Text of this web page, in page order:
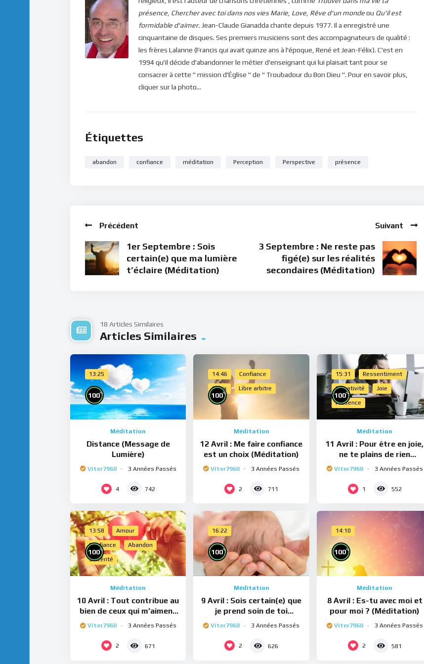
Pour vous inscrire directement aux publications, veuillez cliquer ici : [newsletter_button id=2
label=”S’abonner” design=”twitter”]
Si vous voulez vous inscrire sur le site (afin d’être en mesure de poster des commentaires) et pour les
publications, veuillez cliquer ici :Inscription
présence Chercher avec toi dans nos vies Marie Love Rêve d'un mondeou Qu'il est
formidable d'aimer. Jean-Claude Gianadda chante depuis 1977. Il a enregistré une
cinquantaine de disques. Ses premiers musiciens sont des accompagnateurs de qualité :
les frères Lalanne (Francis qui avait quinze ans à l'époque, René et Jean-Félix). C'est en
1994 qu'il décide d'abandonner le métier d'enseignant qui lui plaisait tant pour se
consacrer à cette " mission d'Église " de " Troubadour du Bon Dieu ". Pour en savoir plus,
cliquer sur la photo...
Étiquettes
abandon confiance méditation Perception Perspective présence
Précédent
1er Septembre : Sois
certain(e) que ma lumière
t’éclaire (Méditation)
Suivant
3 Septembre : Ne reste pas
figé(e) sur les réalités
secondaires (Méditation)
18 Articles Similaires
Articles Similaires
13:25
100%
Méditation
Distance (Message de
Lumière)
Viter7960 3 Années Passés
4 742
14:46 Confiance
Choix Libre arbitre
100%
Méditation
12 Avril : Me faire confiance
est un choix (Méditation)
Viter7960 3 Années Passés
2 711
15:31 Ressentiment
Négativité Joie
Présence
100%
Méditation
11 Avril : Pour être en joie,
ne te plains de rien
(Méditation)
Viter7960 3 Années Passés
1 552
13:58 Amour
Confiance Abandon
Sincérité
100%
Méditation
10 Avril : Tout contribue au
bien de ceux qui m’aiment
(Méditation)
Viter7960 3 Années Passés
2 671
16:22
100%
Méditation
9 Avril : Sois certain(e) que
je prend soin de toi
(Méditation)
Viter7960 3 Années Passés
2 626
14:10
100%
Méditation
8 Avril : Es-tu avec moi et
pour moi ? (Méditation)
Viter7960 3 Années Passés
2 581